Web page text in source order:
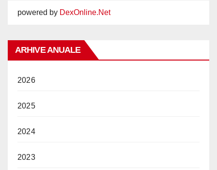
powered by DexOnline.Net
ARHIVE ANUALE
2026
2025
2024
2023